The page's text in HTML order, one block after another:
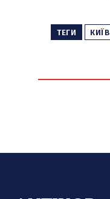
ТЕГИ КИЇВ